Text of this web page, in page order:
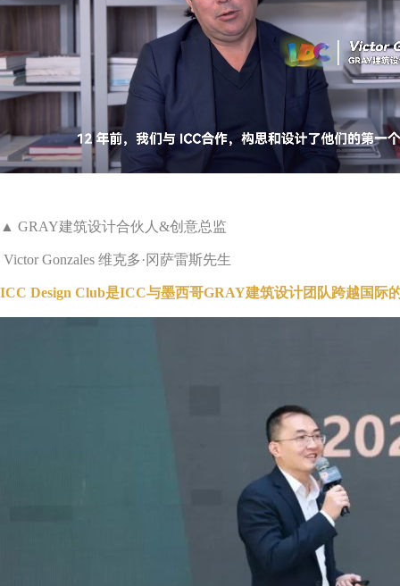
▲ GRAY建筑设计合伙人&创意总监
Victor Gonzales 维克多·冈萨雷斯先生
ICC Design Club是ICC与墨西哥GRAY建筑设计团队跨越国际